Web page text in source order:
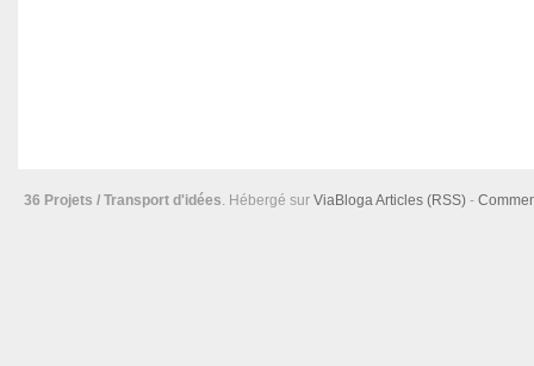
36 Projets / Transport d'idées . Hébergé sur ViaBloga Articles (RSS) -